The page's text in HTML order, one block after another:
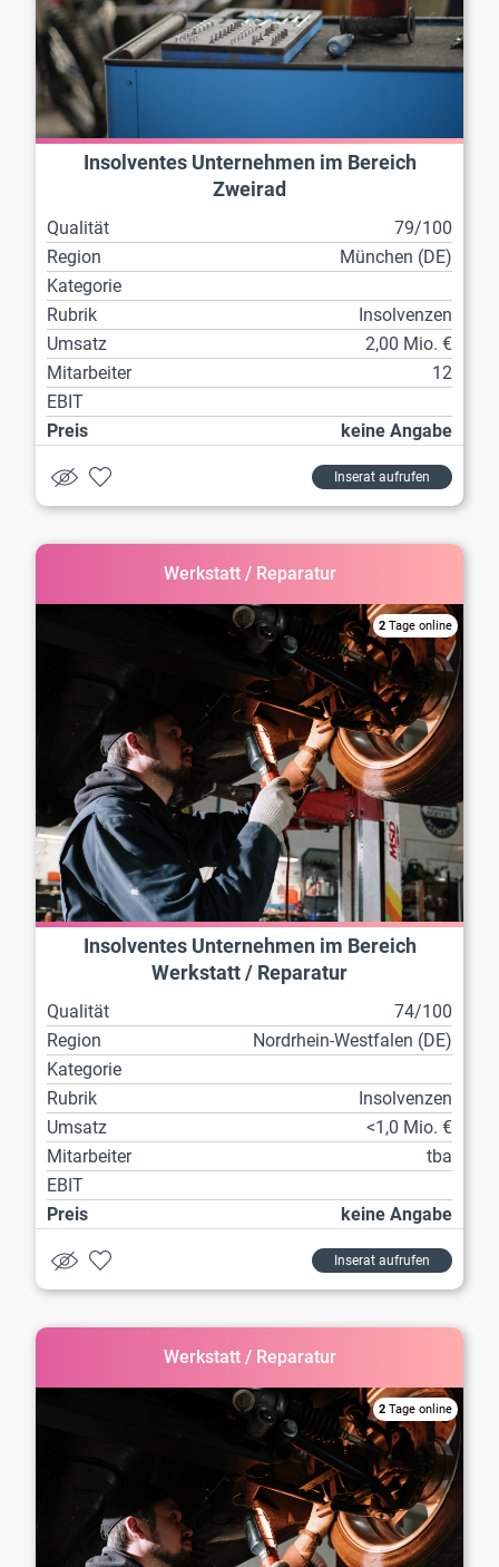
Insolventes Unternehmen im Bereich
Zweirad
Qualität
79/100
Region
München (DE)
Kategorie
Rubrik
Insolvenzen
Umsatz
2,00 Mio. €
Mitarbeiter
12
EBIT
Preis
keine Angabe
Inserat aufrufen
Werkstatt / Reparatur
2 Tage online
Insolventes Unternehmen im Bereich
Werkstatt / Reparatur
Qualität
74/100
Region
Nordrhein-Westfalen (DE)
Kategorie
Rubrik
Insolvenzen
Umsatz
<1,0 Mio. €
Mitarbeiter
tba
EBIT
Preis
keine Angabe
Inserat aufrufen
Werkstatt / Reparatur
2 Tage online